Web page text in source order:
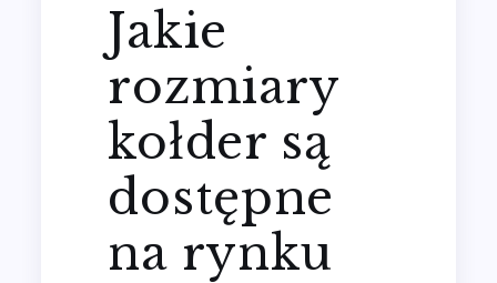
Jakie
rozmiary
kołder są
dostępne
na rynku